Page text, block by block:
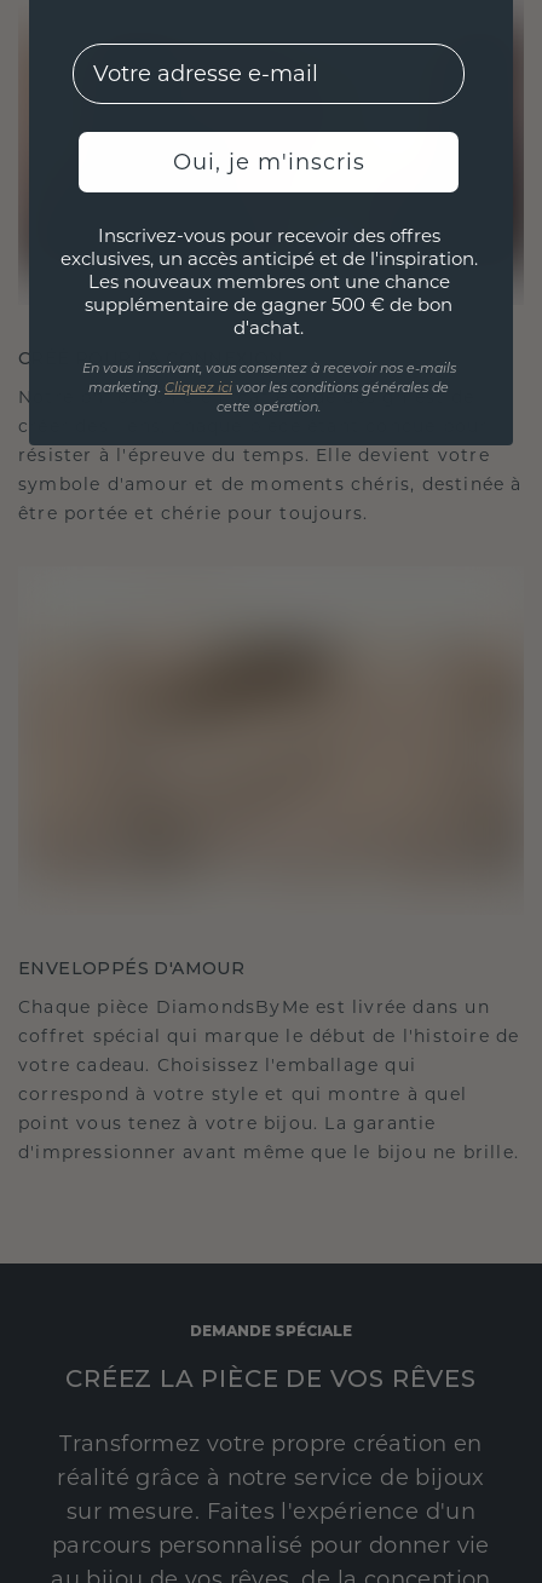
CRÉÉ POUR LA CONNEXION
Notre philosophie en matière de design est de
créer des liens, chaque pièce étant conçue pour
résister à l'épreuve du temps. Elle devient votre
symbole d'amour et de moments chéris, destinée à
être portée et chérie pour toujours.
ENVELOPPÉS D'AMOUR
Chaque pièce DiamondsByMe est livrée dans un
coffret spécial qui marque le début de l'histoire de
votre cadeau. Choisissez l'emballage qui
correspond à votre style et qui montre à quel
point vous tenez à votre bijou. La garantie
d'impressionner avant même que le bijou ne brille.
DEMANDE SPÉCIALE
CRÉEZ LA PIÈCE DE VOS RÊVES
Transformez votre propre création en
réalité grâce à notre service de bijoux
sur mesure. Faites l'expérience d'un
parcours personnalisé pour donner vie
EMail
Oui, je m'inscris
Inscrivez-vous pour recevoir des offres
exclusives, un accès anticipé et de l'inspiration.
Les nouveaux membres ont une chance
supplémentaire de gagner 500 € de bon
d'achat.
En vous inscrivant, vous consentez à recevoir nos e-mails
marketing. Cliquez ici voor les conditions générales de
cette opération.